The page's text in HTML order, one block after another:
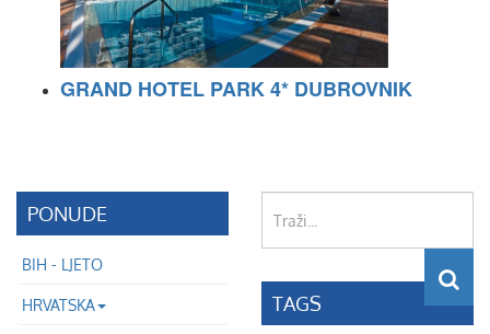
GRAND HOTEL PARK 4* DUBROVNIK
PONUDE
BIH - LJETO
HRVATSKA TAGS